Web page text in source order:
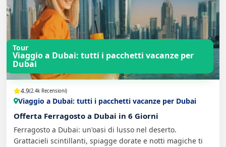
Tour
Viaggio a Dubai: tutti i pacchetti vacanze per
Dubai
4.9(2.4k Recensioni)
Viaggio a Dubai: tutti i pacchetti vacanze per Dubai
Offerta Ferragosto a Dubai in 6 Giorni
Ferragosto a Dubai: un'oasi di lusso nel deserto.
Grattacieli scintillanti, spiagge dorate e notti magiche ti